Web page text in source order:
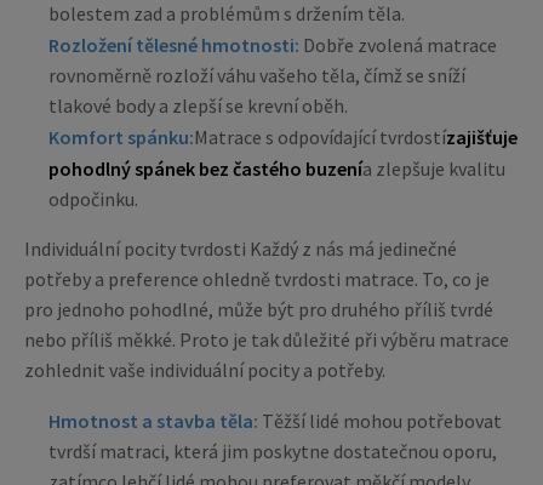
bolestem zad a problémům s držením těla.
Rozložení tělesné hmotnosti: Dobře zvolená matrace
rovnoměrně rozloží váhu vašeho těla, čímž se sníží
tlakové body a zlepší se krevní oběh.
Komfort spánku:Matrace s odpovídající tvrdostízajišťuje
pohodlný spánek bez častého buzenía zlepšuje kvalitu
odpočinku.
Individuální pocity tvrdosti Každý z nás má jedinečné
potřeby a preference ohledně tvrdosti matrace. To, co je
pro jednoho pohodlné, může být pro druhého příliš tvrdé
nebo příliš měkké. Proto je tak důležité při výběru matrace
zohlednit vaše individuální pocity a potřeby.
Hmotnost a stavba těla: Těžší lidé mohou potřebovat
tvrdší matraci, která jim poskytne dostatečnou oporu,